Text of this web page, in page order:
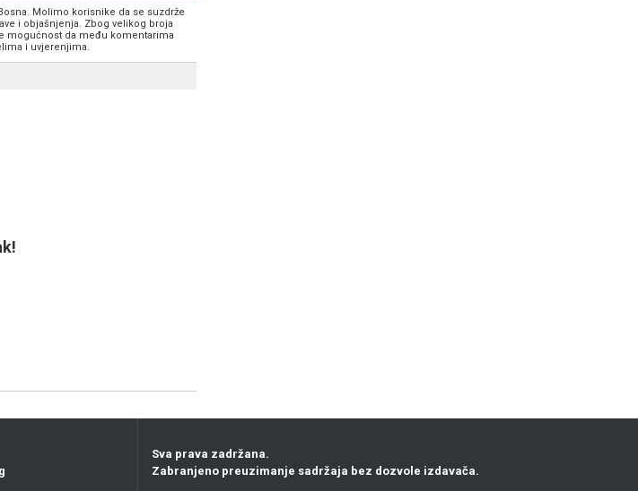
Molimo korisnike da se suzdrže
i objašnjenja. Zbog velikog broja
mogućnost da među komentarima
i uvjerenjima.
Sva prava zadržana.
Zabranjeno preuzimanje sadržaja bez dozvole izdavača.